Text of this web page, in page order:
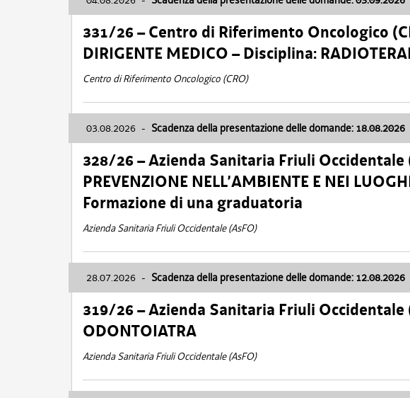
331/26 – Centro di Riferimento Oncologico
DIRIGENTE MEDICO – Disciplina:
Centro di Riferimento Oncologico (CRO)
03.08.2026 - Scadenza della presentazione delle domande: 18.08.2026
328/26 – Azienda Sanitaria Friuli Occidentale
PREVENZIONE NELL’AMBIENTE E NEI
Formazione di una graduatoria
Azienda Sanitaria Friuli Occidentale (AsFO)
28.07.2026 - Scadenza della presentazione delle domande: 12.08.2026
319/26 – Azienda Sanitaria Friuli Occidentale
ODONTOIATRA
Azienda Sanitaria Friuli Occidentale (AsFO)